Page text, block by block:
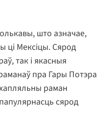
што азначае,
ці Мексіцы. Сярод
так і якасныя
пра Гары Потэра
раман
сярод